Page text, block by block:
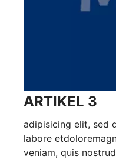
ARTIKEL 3
adipisicing elit, sed
labore
veniam, quis